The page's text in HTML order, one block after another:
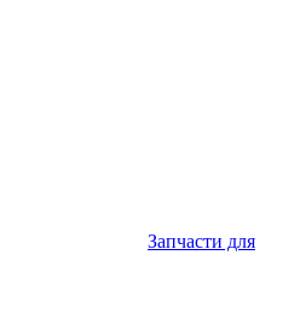
Запчасти для